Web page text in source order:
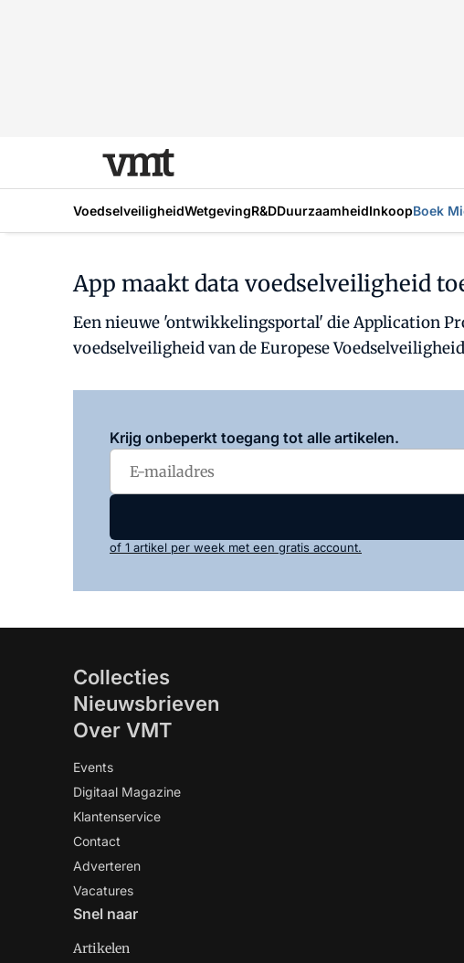
VoedselveiligheidWetgevingR&DDuurzaamheidInkoopBoek
App maakt data voedselveiligheid
Een nieuwe 'ontwikkelingsportal' die Application
voedselveiligheid van de Europese
Krijg onbeperkt toegang tot alle artikelen.
of 1 artikel per week met een gratis account.
Collecties
Nieuwsbrieven
Over VMT
Events
Digitaal Magazine
Klantenservice
Contact
Adverteren
Vacatures
Snel naar
Artikelen